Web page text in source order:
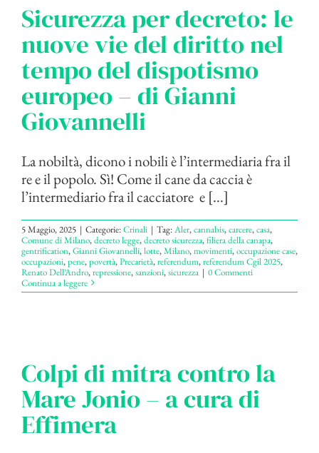
Sicurezza per decreto: le
nuove vie del diritto nel
tempo del dispotismo
europeo – di Gianni
Giovannelli
La nobiltà, dicono i nobili è l’intermediaria fra il
re e il popolo. Sì! Come il cane da caccia è
l’intermediario fra il cacciatore e [...]
5 Maggio, 2025 | Categorie:Crinali | Tag:Aler,cannabis,carcere,casa,
Comune di Milano,decreto legge,decreto sicurezza,filiera della canapa,
gentrification,Gianni Giovannelli,lotte,Milano,movimenti,occupazione case,
occupazioni,pene,povertà,Precarietà,referendum,referendum Cgil 2025,
Renato Dell’Andro,repressione,sanzioni,sicurezza | 0 Commenti
Continua a leggere
Colpi di mitra contro la
Mare Jonio – a cura di
Effimera